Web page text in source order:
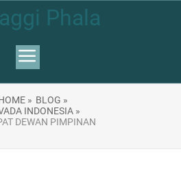
Phala
» BLOG »
INDONESIA »
DEWAN PIMPINAN